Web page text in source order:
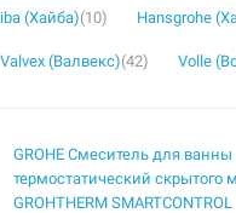
(Хайба)(10) Hansgrohe
Valvex (Валвекс)(42) Volle
GROHE Смеситель для ванны
термостатический скрытого
GROHTHERM SMARTCONTROL